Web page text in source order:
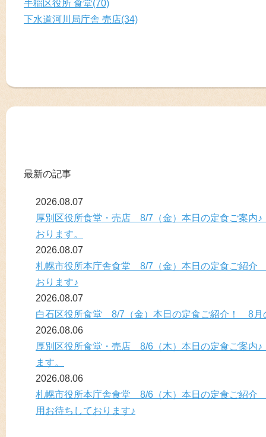
手稲区役所 食堂(70)
下水道河川局庁舎 売店(34)
最新の記事
2026.08.07
厚別区役所食堂・売店 8/7（金）本日の定食ご案内
おります。
2026.08.07
札幌市役所本庁舎食堂 8/7（金）本日の定食ご紹介
おります♪
2026.08.07
白石区役所食堂 8/7（金）本日の定食ご紹介！ 8月
2026.08.06
厚別区役所食堂・売店 8/6（木）本日の定食ご案内
ます。
2026.08.06
札幌市役所本庁舎食堂 8/6（木）本日の定食ご紹
用お待ちしております♪